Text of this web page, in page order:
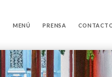
MENÚ PRENSA